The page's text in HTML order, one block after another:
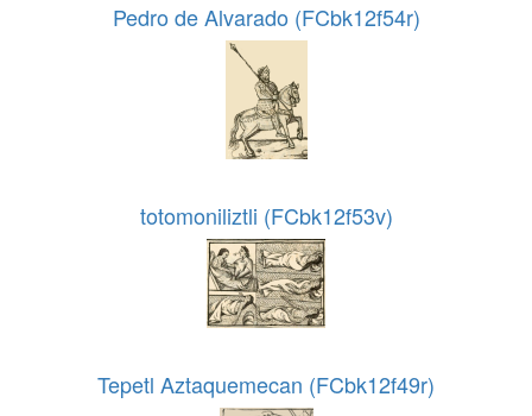
Pedro de Alvarado (FCbk12f54r)
totomoniliztli (FCbk12f53v)
Tepetl Aztaquemecan (FCbk12f49r)